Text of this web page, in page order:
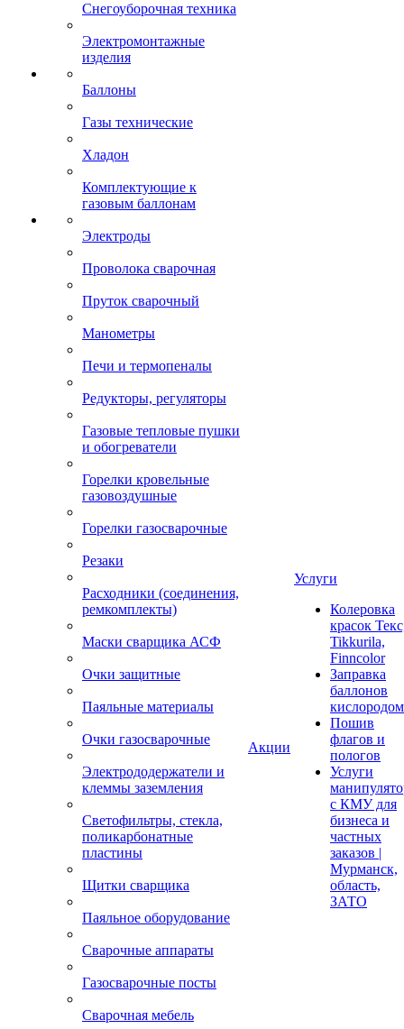
Снегоуборочная техника
Электромонтажные
изделия
Баллоны
Газы технические
Хладон
Комплектующие к
газовым баллонам
Электроды
Проволока сварочная
Пруток сварочный
Манометры
Печи и термопеналы
Редукторы, регуляторы
Газовые тепловые пушки
и обогреватели
Горелки кровельные
газовоздушные
Горелки газосварочные
Резаки
Расходники (соединения,
ремкомплекты)
Маски сварщика АСФ
Очки защитные
Паяльные материалы
Очки газосварочные
Электрододержатели и
клеммы заземления
Светофильтры, стекла,
поликарбонатные
пластины
Щитки сварщика
Паяльное оборудование
Сварочные аппараты
Газосварочные посты
Сварочная мебель
Акции
Услуги
Колеровка
красок
Tikkurila,
Finncolor
Заправка
баллонов
кислородом
Пошив
флагов и
пологов
Услуги
с КМУ для
бизнеса и
частных
заказов |
Мурманск,
область,
ЗАТО